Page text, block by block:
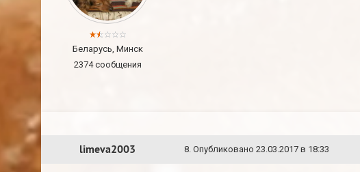
Беларусь, Минск
2374 сообщения
limeva2003 8. Опубликовано 23.03.2017 в 18:33